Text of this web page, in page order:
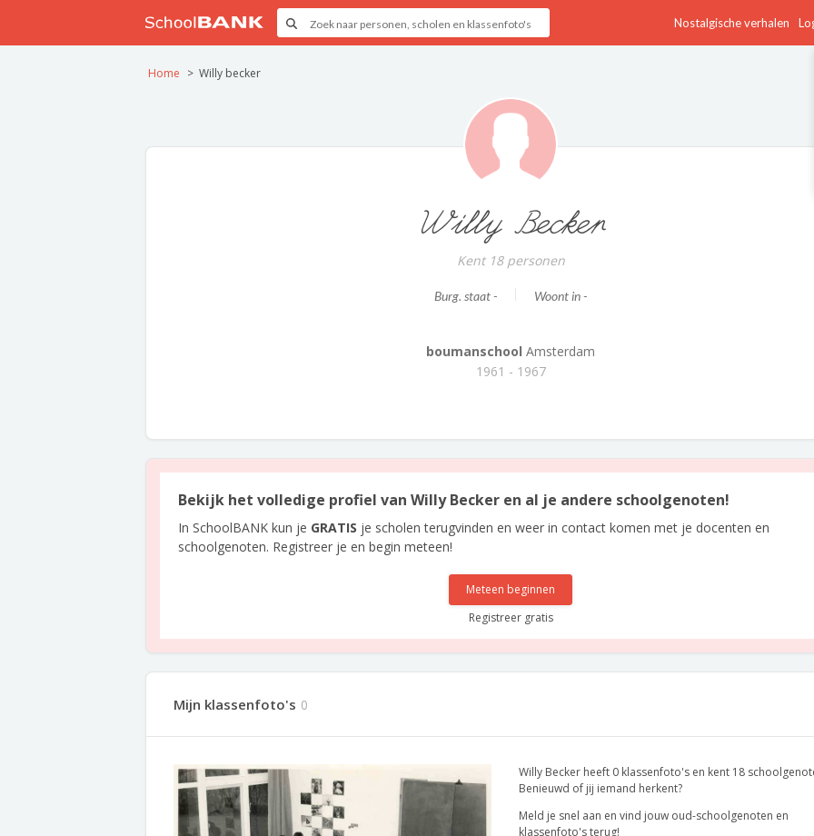
Nostalgische verhalen
Home Willy becker
Willy Becker
Kent 18 personen
Burg. staat - Woont in -
boumanschool Amsterdam
1961 - 1967
Bekijk het volledige profiel van Willy Becker en al je andere schoolgenoten!
In SchoolBANK kun je GRATIS je scholen terugvinden en weer in contact komen met je docenten en
schoolgenoten. Registreer je en begin meteen!
Meteen beginnen
Registreer gratis
Mijn klassenfoto's 0
Willy Becker heeft 0 klassenfoto's en kent 18
Benieuwd of jij iemand herkent?
Meld je snel aan en vind jouw oud-schoolgenoten en
klassenfoto's terug!